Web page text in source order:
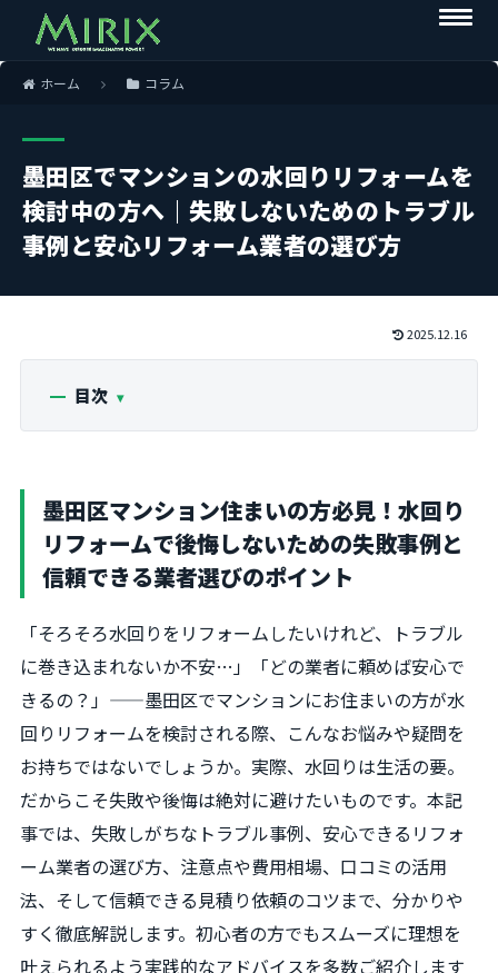
ホーム コラム
墨田区でマンションの水回りリフォームを
検討中の方へ｜失敗しないためのトラブル
事例と安心リフォーム業者の選び方
2025.12.16
目次
墨田区マンション住まいの方必見！水回り
リフォームで後悔しないための失敗事例と
信頼できる業者選びのポイント
「そろそろ水回りをリフォームしたいけれど、トラブル
に巻き込まれないか不安…」「どの業者に頼めば安心で
きるの？」——墨田区でマンションにお住まいの方が水
回りリフォームを検討される際、こんなお悩みや疑問を
お持ちではないでしょうか。実際、水回りは生活の要。
だからこそ失敗や後悔は絶対に避けたいものです。本記
事では、失敗しがちなトラブル事例、安心できるリフォ
ーム業者の選び方、注意点や費用相場、口コミの活用
法、そして信頼できる見積り依頼のコツまで、分かりや
すく徹底解説します。初心者の方でもスムーズに理想を
叶えられるよう実践的なアドバイスを多数ご紹介します